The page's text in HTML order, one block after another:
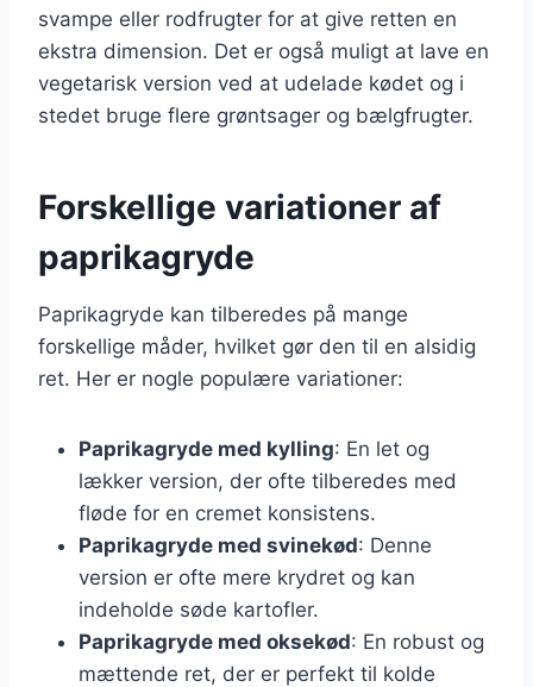
svampe eller rodfrugter for at give retten en
ekstra dimension. Det er også muligt at lave en
vegetarisk version ved at udelade kødet og i
stedet bruge flere grøntsager og bælgfrugter.
Forskellige variationer af
paprikagryde
Paprikagryde kan tilberedes på mange
forskellige måder, hvilket gør den til en alsidig
ret. Her er nogle populære variationer:
Paprikagryde med kylling: En let og
lækker version, der ofte tilberedes med
fløde for en cremet konsistens.
Paprikagryde med svinekød: Denne
version er ofte mere krydret og kan
indeholde søde kartofler.
Paprikagryde med oksekød: En robust og
mættende ret, der er perfekt til kolde